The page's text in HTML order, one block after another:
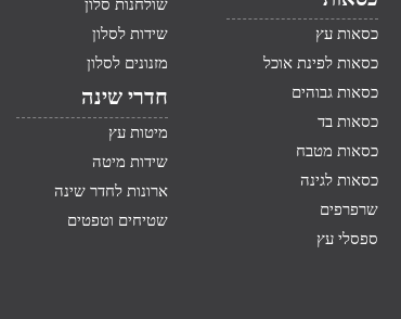
כסאות עץ
כסאות לפינת אוכל
כסאות גבוהים
כסאות בד
כסאות מטבח
כסאות לגינה
שרפרפים
ספסלי עץ
שולחנות סלון
שידות לסלון
מזנונים לסלון
חדרי שינה
מיטות עץ
שידות מיטה
ארונות לחדר שינה
שטיחים וטפטים